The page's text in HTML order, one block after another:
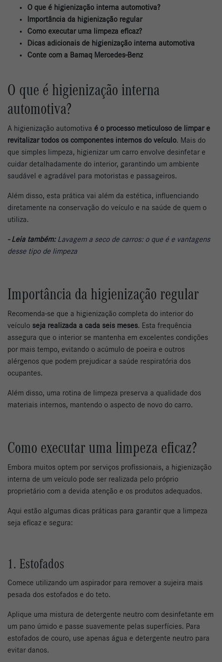
O que é higienização interna automotiva?
Importância da higienização regular
Como executar uma limpeza eficaz?
Dicas adicionais de higienização interna automotiva
Conte com a Bamaq Mercedes-Benz
O que é higienização interna
automotiva?
A higienização automotiva é o processo meticuloso de limpar e
revitalizar todos os componentes internos do veículo. Mais do
que simples limpeza, higienizar um carro envolve desinfetar e
cuidar detalhadamente do interior, garantindo um ambiente
saudável e agradável para motoristas e passageiros.
Além disso, esta prática vai além da estética, influenciando
diretamente na conservação do veículo e na saúde de quem o
utiliza.
- Leia também: Lavagem a seco de carros: o que é e vantagens
desse tipo de limpeza
Importância da higienização regular
Recomenda-se que a higienização completa do interior do
veículo seja realizada a cada seis meses. Esta frequência
assegura que o interior se mantenha em excelentes condições
por mais tempo, evitando o acúmulo de poeira e outros
alérgenos que podem prejudicar a saúde respiratória dos
ocupantes.
Além disso, uma rotina de limpeza preserva a qualidade dos
materiais internos, mantendo o aspecto de novo do carro.
Como executar uma limpeza eficaz?
Embora muitos optem por serviços profissionais, a higienização
interna de um veículo pode ser realizada pelo próprio
proprietário com a devida atenção e os produtos adequados.
Aqui estão algumas dicas práticas para garantir que a limpeza
seja eficaz e segura:
1. Estofados
Comece utilizando um aspirador para remover a sujeira mais
pesada dos estofados e do teto.
Aplique uma mistura de detergente neutro com desinfetante em
um pano úmido e passe suavemente pelas superfícies. Para
estofados de couro, use apenas água e detergente neutro para
evitar danos.